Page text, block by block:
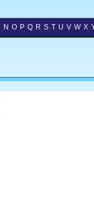
N O P Q R S T U V W X